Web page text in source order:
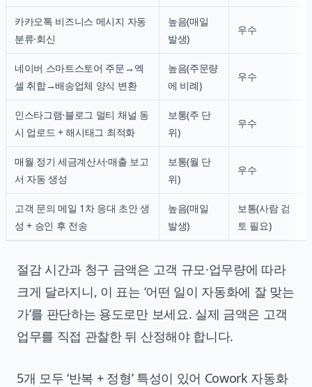
카카오톡 비즈니스 메시지 자동
분류·회신
높음(매일
발생)
우수
네이버 스마트스토어 주문→엑
셀 취합→배송업체 양식 변환
높음(주문량
에 비례)
우수
인스타그램·블로그 멀티 채널 동
시 업로드 + 해시태그 최적화
보통(주 단
위)
우수
매월 정기 세금계산서·매출 보고
서 자동 생성
보통(월 단
위)
우수
고객 문의 메일 1차 응대 초안 생
성 + 승인 후 전송
높음(매일
발생)
보통(사람 검
토 필요)
절감 시간과 청구 금액은 고객 규모·업무량에 따라
크게 달라지니, 이 표는 ‘어떤 일이 자동화에 잘 맞는
가’를 판단하는 용도로만 보세요. 실제 금액은 고객
업무를 직접 관찰한 뒤 산정해야 합니다.
5개 모두 ‘반복 + 정형’ 특성이 있어 Cowork 자동화